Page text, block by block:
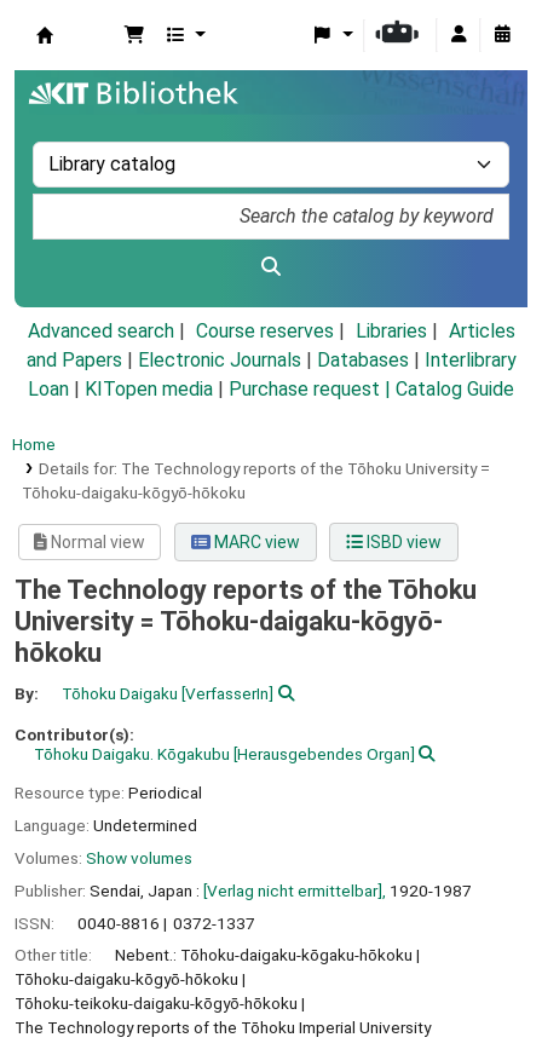
Advanced search Course reserves Libraries
Articles
and Papers
Electronic Journals Databases
Interlibrary
Loan
KITopen media Purchase request | Catalog Guide
Home
Details for: The Technology reports of the Tōhoku University =
Tōhoku-daigaku-kōgyō-hōkoku
Normal view MARC view ISBD view
The Technology reports of the Tōhoku
University = Tōhoku-daigaku-kōgyō-
hōkoku
By: Tōhoku Daigaku [VerfasserIn]
Contributor(s):
Tōhoku Daigaku. Kōgakubu [Herausgebendes Organ]
Resource type: Periodical
Language: Undetermined
Volumes: Show volumes
Publisher: Sendai, Japan : [Verlag nicht ermittelbar], 1920-1987
ISSN:
0040-8816
0372-1337
Other title:
Nebent.: Tōhoku-daigaku-kōgaku-hōkoku
Tōhoku-daigaku-kōgyō-hōkoku
Tōhoku-teikoku-daigaku-kōgyō-hōkoku
The Technology reports of the Tōhoku Imperial University